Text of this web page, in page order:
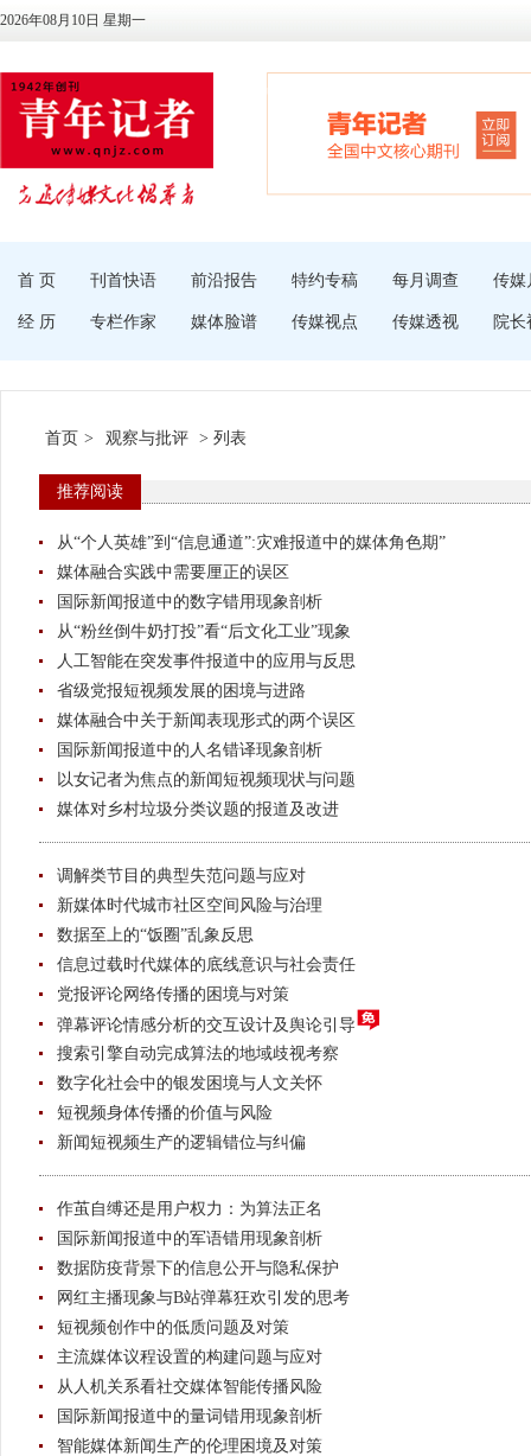
2026年08月10日 星期一
首 页 刊首快语 前沿报告 特约专稿 每月调查 传媒
经 历 专栏作家 媒体脸谱 传媒视点 传媒透视 院长
首页 > 观察与批评 > 列表
推荐阅读
从“个人英雄”到“信息通道”:灾难报道中的媒体角色期”
媒体融合实践中需要厘正的误区
国际新闻报道中的数字错用现象剖析
从“粉丝倒牛奶打投”看“后文化工业”现象
人工智能在突发事件报道中的应用与反思
省级党报短视频发展的困境与进路
媒体融合中关于新闻表现形式的两个误区
国际新闻报道中的人名错译现象剖析
以女记者为焦点的新闻短视频现状与问题
媒体对乡村垃圾分类议题的报道及改进
调解类节目的典型失范问题与应对
新媒体时代城市社区空间风险与治理
数据至上的“饭圈”乱象反思
信息过载时代媒体的底线意识与社会责任
党报评论网络传播的困境与对策
弹幕评论情感分析的交互设计及舆论引导
搜索引擎自动完成算法的地域歧视考察
数字化社会中的银发困境与人文关怀
短视频身体传播的价值与风险
新闻短视频生产的逻辑错位与纠偏
作茧自缚还是用户权力：为算法正名
国际新闻报道中的军语错用现象剖析
数据防疫背景下的信息公开与隐私保护
网红主播现象与B站弹幕狂欢引发的思考
短视频创作中的低质问题及对策
主流媒体议程设置的构建问题与应对
从人机关系看社交媒体智能传播风险
国际新闻报道中的量词错用现象剖析
智能媒体新闻生产的伦理困境及对策